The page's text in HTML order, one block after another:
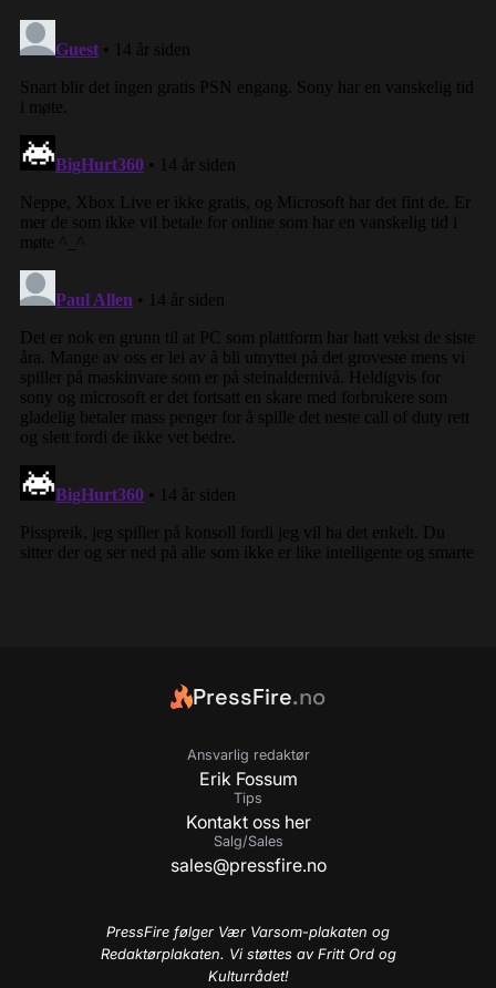
PressFire.no
Ansvarlig redaktør
Erik Fossum
Tips
Kontakt oss her
Salg/Sales
sales@pressfire.no
PressFire følger Vær Varsom-plakaten og
Redaktørplakaten. Vi støttes av Fritt Ord og
Kulturrådet!